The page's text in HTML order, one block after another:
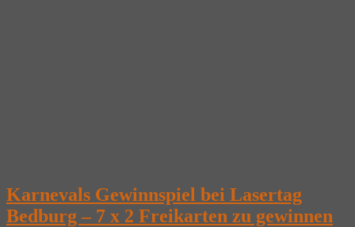
Karnevals Gewinnspiel bei Lasertag
Bedburg – 7 x 2 Freikarten zu gewinnen